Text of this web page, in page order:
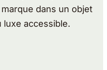
dans un objet
luxe accessible.